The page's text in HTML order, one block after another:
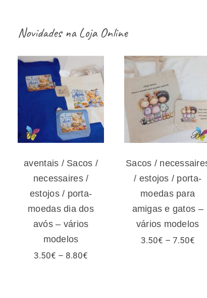
Novidades naLoja Online
aventais / Sacos
/ necessaires /
estojos / porta-
moedas dia dos
avós – vários
modelos
aventais / Sacos /
necessaires /
estojos / porta-
moedas dia dos
avós – vários
modelos
3.50€ – 8.80€
Sacos /
necessaires /
estojos / porta-
moedas para
amigas e gatos –
vários modelos
Sacos /
/ estojos / porta-
moedas para
amigas e gatos –
vários modelos
3.50€ – 7.50€